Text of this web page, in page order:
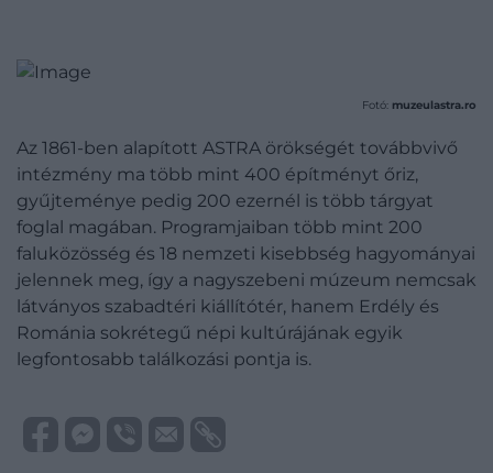
Fotó: muzeulastra.ro
Az 1861-ben alapított ASTRA örökségét továbbvivő
intézmény ma több mint 400 építményt őriz,
gyűjteménye pedig 200 ezernél is több tárgyat
foglal magában. Programjaiban több mint 200
faluközösség és 18 nemzeti kisebbség hagyományai
jelennek meg, így a nagyszebeni múzeum nemcsak
látványos szabadtéri kiállítótér, hanem Erdély és
Románia sokrétegű népi kultúrájának egyik
legfontosabb találkozási pontja is.